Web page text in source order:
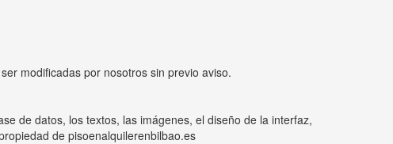
modificadas por nosotros sin previo aviso.
de datos, los textos, las imágenes, el diseño de la interfaz,
de pisoenalquilerenbilbao.es